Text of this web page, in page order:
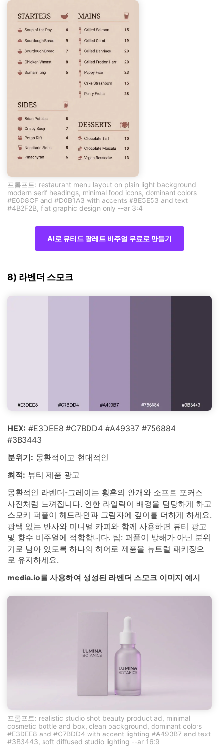
프롬프트: restaurant menu layout on plain light background,
modern serif headings, minimal food icons, dominant colors
#E6D8CF and #D0B1A3 with accents #8E5E53 and text
#4B2F2B, flat graphic design only --ar 3:4
AI로 뮤티드 팔레트 비주얼 무료로 만들기
8) 라벤더 스모크
HEX: #E3DEE8 #C7BDD4 #A493B7 #756884
#3B3443
분위기: 몽환적이고 현대적인
최적: 뷰티 제품 광고
몽환적인 라벤더-그레이는 황혼의 안개와 소프트 포커스
사진처럼 느껴집니다. 연한 라일락이 배경을 담당하게 하고
스모키 퍼플이 헤드라인과 그림자에 깊이를 더하게 하세요.
광택 있는 반사와 미니멀 카피와 함께 사용하면 뷰티 광고
및 향수 비주얼에 적합합니다. 팁: 퍼플이 방해가 아닌 분위
기로 남아 있도록 하나의 히어로 제품을 뉴트럴 패키징으
로 유지하세요.
media.io를 사용하여 생성된 라벤더 스모크 이미지 예시
프롬프트: realistic studio shot beauty product ad, minimal
cosmetic bottle and box, clean background, dominant colors
#E3DEE8 and #C7BDD4 with accent lighting #A493B7 and text
#3B3443, soft diffused studio lighting --ar 16:9